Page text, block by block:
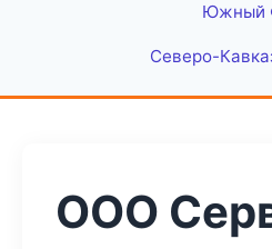
Южный
Северо-
ООО